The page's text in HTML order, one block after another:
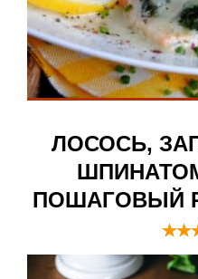
ЛОСОСЬ,
ПОШАГОВЫЙ